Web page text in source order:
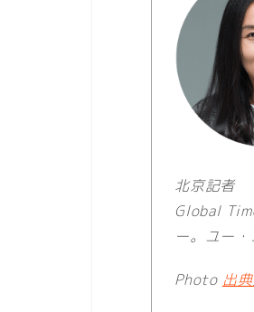
北京記者
Global
ー。ユー
Photo 出